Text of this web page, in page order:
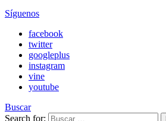
Síguenos
facebook
twitter
googleplus
instagram
vine
youtube
Buscar
Search for: